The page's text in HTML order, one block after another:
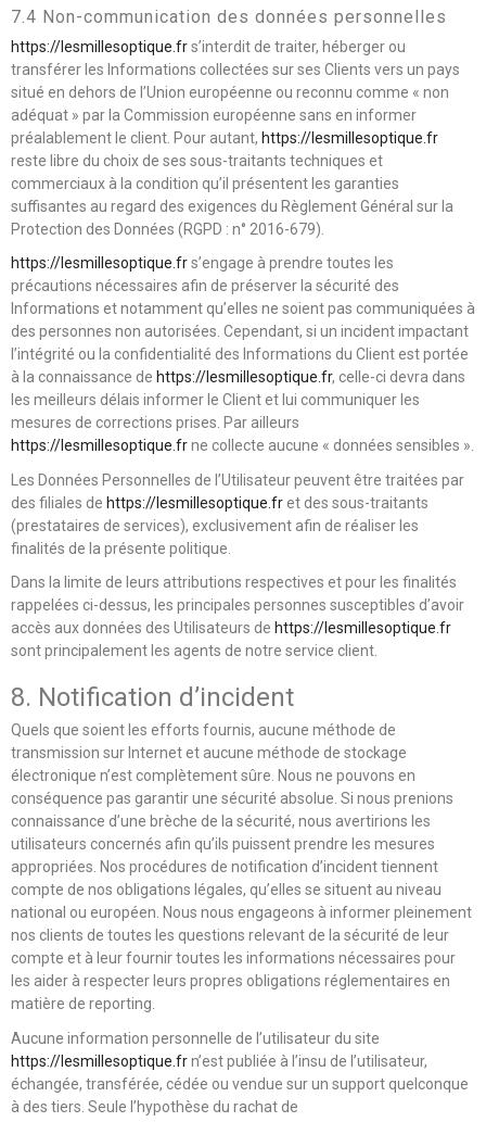
7.4 Non-communication des données personnelles
https://lesmillesoptique.frs’interdit de traiter, héberger ou
transférer les Informations collectées sur ses Clients vers un pays
situé en dehors de l’Union européenne ou reconnu comme « non
adéquat » par la Commission européenne sans en informer
préalablement le client. Pour autant, https://lesmillesoptique.fr
reste libre du choix de ses sous-traitants techniques et
commerciaux à la condition qu’il présentent les garanties
suffisantes au regard des exigences du Règlement Général sur la
Protection des Données (RGPD : n° 2016-679).
https://lesmillesoptique.frs’engage à prendre toutes les
précautions nécessaires afin de préserver la sécurité des
Informations et notamment qu’elles ne soient pas communiquées à
des personnes non autorisées. Cependant, si un incident impactant
l’intégrité ou la confidentialité des Informations du Client est portée
à la connaissance de https://lesmillesoptique.fr, celle-ci devra dans
les meilleurs délais informer le Client et lui communiquer les
mesures de corrections prises. Par ailleurs
https://lesmillesoptique.frne collecte aucune « données sensibles ».
Les Données Personnelles de l’Utilisateur peuvent être traitées par
des filiales de https://lesmillesoptique.fret des sous-traitants
(prestataires de services), exclusivement afin de réaliser les
finalités de la présente politique.
Dans la limite de leurs attributions respectives et pour les finalités
rappelées ci-dessus, les principales personnes susceptibles d’avoir
accès aux données des Utilisateurs de https://lesmillesoptique.fr
sont principalement les agents de notre service client.
8. Notification d’incident
Quels que soient les efforts fournis, aucune méthode de
transmission sur Internet et aucune méthode de stockage
électronique n’est complètement sûre. Nous ne pouvons en
conséquence pas garantir une sécurité absolue. Si nous prenions
connaissance d’une brèche de la sécurité, nous avertirions les
utilisateurs concernés afin qu’ils puissent prendre les mesures
appropriées. Nos procédures de notification d’incident tiennent
compte de nos obligations légales, qu’elles se situent au niveau
national ou européen. Nous nous engageons à informer pleinement
nos clients de toutes les questions relevant de la sécurité de leur
compte et à leur fournir toutes les informations nécessaires pour
les aider à respecter leurs propres obligations réglementaires en
matière de reporting.
Aucune information personnelle de l’utilisateur du site
https://lesmillesoptique.frn’est publiée à l’insu de l’utilisateur,
échangée, transférée, cédée ou vendue sur un support quelconque
à des tiers. Seule l’hypothèse du rachat de